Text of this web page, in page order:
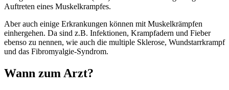
Auftreten eines Muskelkrampfes.
Aber auch einige Erkrankungen können mit Muskelkrämpfen
einhergehen. Da sind z.B. Infektionen, Krampfadern und Fieber
ebenso zu nennen, wie auch die multiple Sklerose, Wundstarrkrampf
und das Fibromyalgie-Syndrom.
Wann zum Arzt?